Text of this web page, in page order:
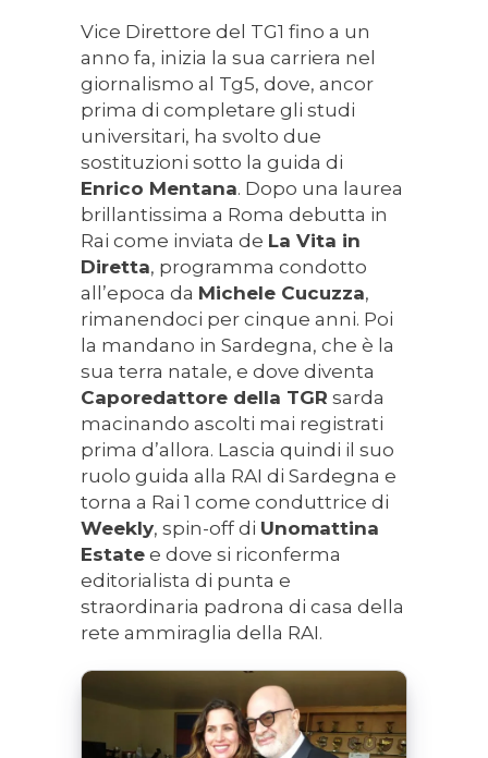
Vice Direttore del TG1 fino a un
anno fa, inizia la sua carriera nel
giornalismo al Tg5, dove, ancor
prima di completare gli studi
universitari, ha svolto due
sostituzioni sotto la guida di
Enrico Mentana. Dopo una laurea
brillantissima a Roma debutta in
Rai come inviata de La Vita in
Diretta, programma condotto
all’epoca da Michele Cucuzza,
rimanendoci per cinque anni. Poi
la mandano in Sardegna, che è la
sua terra natale, e dove diventa
Caporedattore della TGR sarda
macinando ascolti mai registrati
prima d’allora. Lascia quindi il suo
ruolo guida alla RAI di Sardegna e
torna a Rai 1 come conduttrice di
Weekly, spin-off di Unomattina
Estate e dove si riconferma
editorialista di punta e
straordinaria padrona di casa della
rete ammiraglia della RAI.